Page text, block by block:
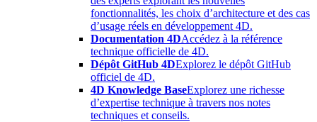
fonctionnalités, les choix d’architecture et des cas
d’usage réels en développement 4D.
Documentation 4DAccédez à la référence
technique officielle de 4D.
Dépôt GitHub 4DExplorez le dépôt GitHub
officiel de 4D.
4D Knowledge BaseExplorez une richesse
d’expertise technique à travers nos notes
techniques et conseils.